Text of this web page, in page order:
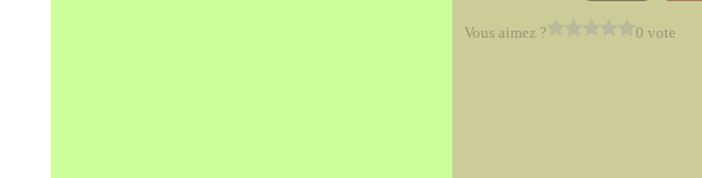
Vous aimez ? 0 vote